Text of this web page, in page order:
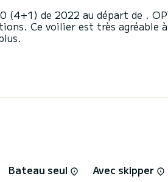
(4+1) de 2022 au départ de .
Ce voilier est très agréable à
meilleur allié pour passer des
via la plateforme, nous
Bateau seul
Avec skipper